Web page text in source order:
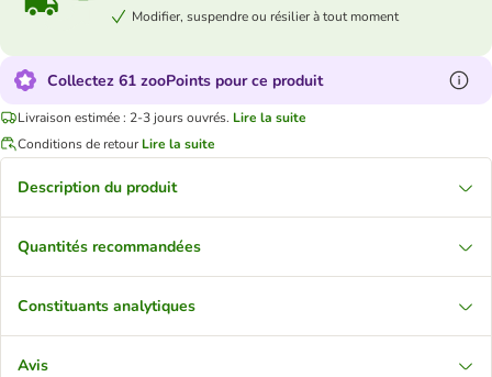
Modifier, suspendre ou résilier à tout moment
Collectez 61 zooPoints pour ce produit
Livraison estimée : 2-3 jours ouvrés. Lire la suite
Conditions de retour Lire la suite
Description du produit
Quantités recommandées
Constituants analytiques
Avis